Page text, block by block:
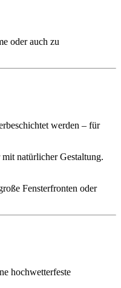
oder auch zu
werden – für
natürlicher Gestaltung.
Fensterfronten oder
hochwetterfeste